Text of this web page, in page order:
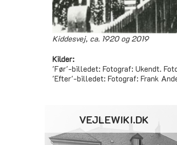
Kiddesvej, ca. 1920 og 2019
Kilder:
'Før'-billedet: Fotograf: Ukendt.
'Efter'-billedet: Fotograf: Frank
VEJLEWIKI.DK